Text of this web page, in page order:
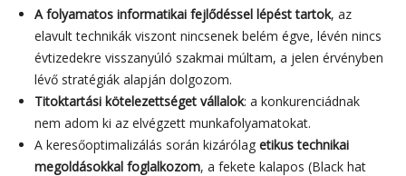
A folyamatos informatikai fejlődéssel lépést tartok, az
elavult technikák viszont nincsenek belém égve, lévén nincs
évtizedekre visszanyúló szakmai múltam, a jelen érvényben
lévő stratégiák alapján dolgozom.
Titoktartási kötelezettséget vállalok: a konkurenciádnak
nem adom ki az elvégzett munkafolyamatokat.
A keresőoptimalizálás során kizárólagetikus technikai
megoldásokkal foglalkozom, a fekete kalapos (Black hat